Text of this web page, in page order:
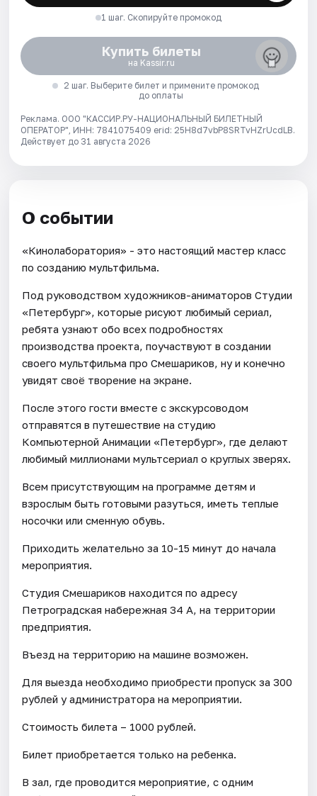
1 шаг. Скопируйте промокод
Купить билеты
на Kassir.ru
2 шаг. Выберите билет и примените промокод
до оплаты
Реклама. ООО "КАССИР.РУ-НАЦИОНАЛЬНЫЙ БИЛЕТНЫЙ
ОПЕРАТОР", ИНН: 7841075409 erid: 25H8d7vbP8SRTvHZrUcdLB.
Действует до 31 августа 2026
О событии
«Кинолаборатория» - это настоящий мастер класс
по созданию мультфильма.
Под руководством художников-аниматоров Студии
«Петербург», которые рисуют любимый сериал,
ребята узнают обо всех подробностях
производства проекта, поучаствуют в создании
своего мультфильма про Смешариков, ну и конечно
увидят своё творение на экране.
После этого гости вместе с экскурсоводом
отправятся в путешествие на студию
Компьютерной Анимации «Петербург», где делают
любимый миллионами мультсериал о круглых зверях.
Всем присутствующим на программе детям и
взрослым быть готовыми разуться, иметь теплые
носочки или сменную обувь.
Приходить желательно за 10-15 минут до начала
мероприятия.
Студия Смешариков находится по адресу
Петроградская набережная 34 А, на территории
предприятия.
Въезд на территорию на машине возможен.
Для выезда необходимо приобрести пропуск за 300
рублей у администратора на мероприятии.
Стоимость билета – 1000 рублей.
Билет приобретается только на ребенка.
В зал, где проводится мероприятие, с одним